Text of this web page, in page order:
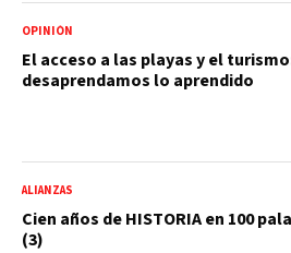
OPINIÓN
El acceso a las playas y el
desaprendamos lo aprendido
ALIANZAS
Cien años de HISTORIA en 100
(3)